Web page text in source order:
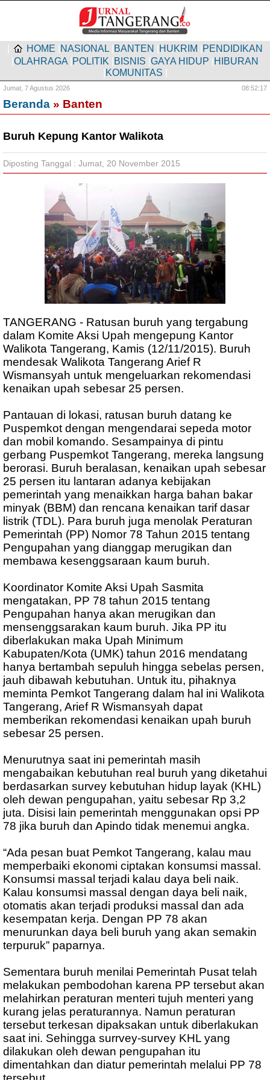
HOME NASIONAL BANTEN HUKRIM PENDIDIKAN
OLAHRAGA POLITIK BISNIS GAYA HIDUP HIBURAN
KOMUNITAS
Jumat, 7 Agustus 2026 08:52:18
Beranda » Banten
Buruh Kepung Kantor Walikota
Diposting Tanggal : Jumat, 20 November 2015
TANGERANG - Ratusan buruh yang tergabung
dalam Komite Aksi Upah mengepung Kantor
Walikota Tangerang, Kamis (12/11/2015). Buruh
mendesak Walikota Tangerang Arief R
Wismansyah untuk mengeluarkan rekomendasi
kenaikan upah sebesar 25 persen.
Pantauan di lokasi, ratusan buruh datang ke
Puspemkot dengan mengendarai sepeda motor
dan mobil komando. Sesampainya di pintu
gerbang Puspemkot Tangerang, mereka langsung
berorasi. Buruh beralasan, kenaikan upah sebesar
25 persen itu lantaran adanya kebijakan
pemerintah yang menaikkan harga bahan bakar
minyak (BBM) dan rencana kenaikan tarif dasar
listrik (TDL). Para buruh juga menolak Peraturan
Pemerintah (PP) Nomor 78 Tahun 2015 tentang
Pengupahan yang dianggap merugikan dan
membawa kesenggsaraan kaum buruh.
Koordinator Komite Aksi Upah Sasmita
mengatakan, PP 78 tahun 2015 tentang
Pengupahan hanya akan merugikan dan
mensenggsarakan kaum buruh. Jika PP itu
diberlakukan maka Upah Minimum
Kabupaten/Kota (UMK) tahun 2016 mendatang
hanya bertambah sepuluh hingga sebelas persen,
jauh dibawah kebutuhan. Untuk itu, pihaknya
meminta Pemkot Tangerang dalam hal ini Walikota
Tangerang, Arief R Wismansyah dapat
memberikan rekomendasi kenaikan upah buruh
sebesar 25 persen.
Menurutnya saat ini pemerintah masih
mengabaikan kebutuhan real buruh yang diketahui
berdasarkan survey kebutuhan hidup layak (KHL)
oleh dewan pengupahan, yaitu sebesar Rp 3,2
juta. Disisi lain pemerintah menggunakan opsi PP
78 jika buruh dan Apindo tidak menemui angka.
“Ada pesan buat Pemkot Tangerang, kalau mau
memperbaiki ekonomi ciptakan konsumsi massal.
Konsumsi massal terjadi kalau daya beli naik.
Kalau konsumsi massal dengan daya beli naik,
otomatis akan terjadi produksi massal dan ada
kesempatan kerja. Dengan PP 78 akan
menurunkan daya beli buruh yang akan semakin
terpuruk” paparnya.
Sementara buruh menilai Pemerintah Pusat telah
melakukan pembodohan karena PP tersebut akan
melahirkan peraturan menteri tujuh menteri yang
kurang jelas peraturannya. Namun peraturan
tersebut terkesan dipaksakan untuk diberlakukan
saat ini. Sehingga surrvey-survey KHL yang
dilakukan oleh dewan pengupahan itu
dimentahkan dan diatur pemerintah melalui PP 78